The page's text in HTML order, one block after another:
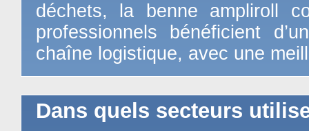
déchets, la benne ampliroll
professionnels bénéficient
chaîne logistique, avec une
Dans quels secteurs